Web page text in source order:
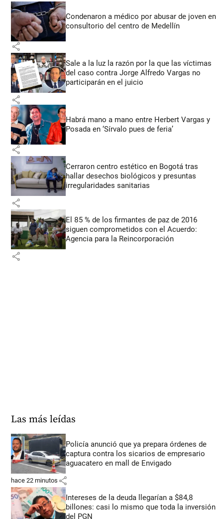
Condenaron a médico por abusar de joven en
consultorio del centro de Medellín
share
Sale a la luz la razón por la que las víctimas
del caso contra Jorge Alfredo Vargas no
participarán en el juicio
share
Habrá mano a mano entre Herbert Vargas y
Posada en ‘Sírvalo pues de feria’
share
Cerraron centro estético en Bogotá tras
hallar desechos biológicos y presuntas
irregularidades sanitarias
share
El 85 % de los firmantes de paz de 2016
siguen comprometidos con el Acuerdo:
Agencia para la Reincorporación
share
Las más leídas
Policía anunció que ya prepara órdenes de
captura contra los sicarios de empresario
aguacatero en mall de Envigado
hace 22 minutos share
Intereses de la deuda llegarían a $84,8
billones: casi lo mismo que toda la inversión
del PGN